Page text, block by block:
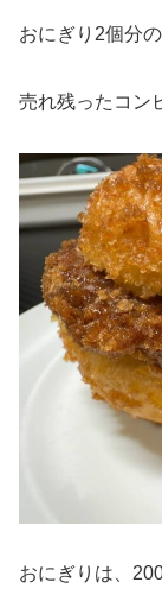
おにぎり2個分
売れ残ったコン
おにぎりは、